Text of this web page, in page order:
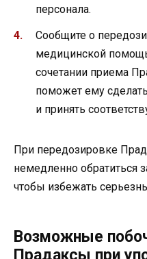
персонала.
Сообщите о
медицинской
сочетании приема
поможет ему
и принять
При передозировке
немедленно
чтобы избежать
Возможные